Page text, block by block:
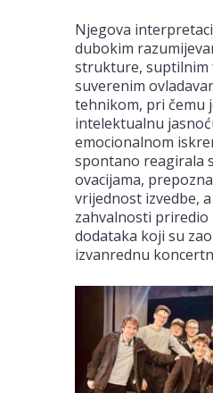
Njegova
dubokim
strukture, suptilnim
suverenim
tehnikom, pri čemu
intelektualnu
emocionalnom
spontano reagirala
ovacijama,
vrijednost izvedbe,
zahvalnosti priredio
dodataka koji su
izvanrednu